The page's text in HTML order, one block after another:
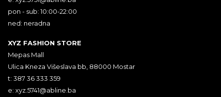
pon - sub: 10:00-22:00
ned: neradna
XYZ FASHION STORE
Mepas Mall
Ulica Kneza Višeslava bb, 88000 Mostar
t: 387 36 333 359
e: xyz.5741@abline.ba